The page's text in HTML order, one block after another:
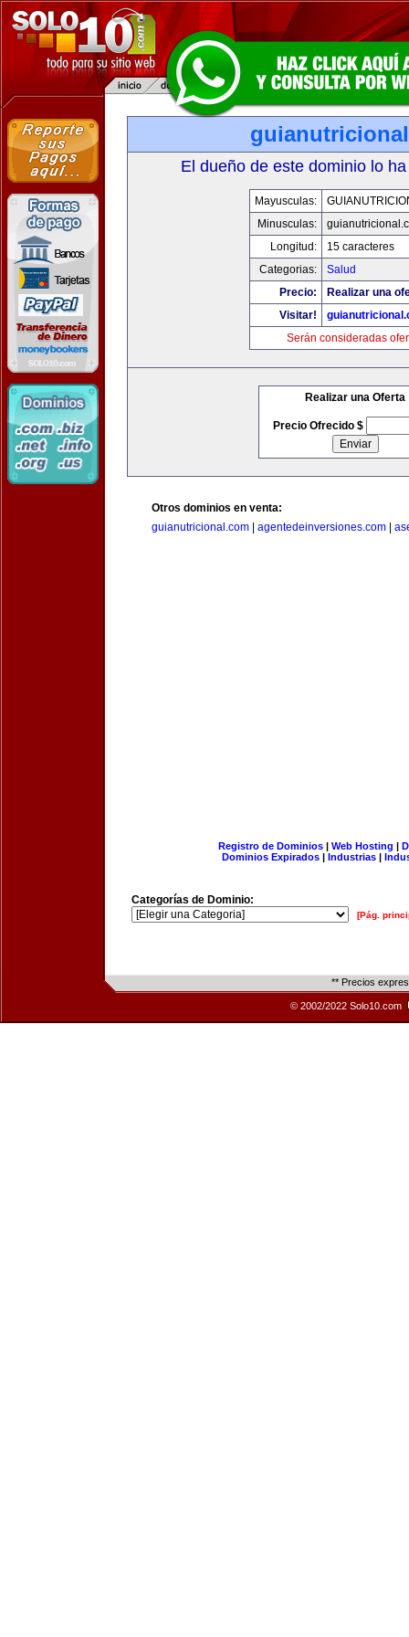
El dueño de este dominio lo
Mayusculas:
Minusculas:
Longitud:
15 caracteres
Categorias:
Salud
Precio:
Realizar una
Visitar!
Serán consideradas
Realizar una Oferta
Precio Ofrecido $
Otros dominios en venta:
guianutricional.com
agentedeinversiones.com
Registro de Dominios| Web Hosting |
Dominios Expirados | Industrias |
Categorías de Dominio:
[Pág.
** Precios
© 2002/2022 Solo10.com